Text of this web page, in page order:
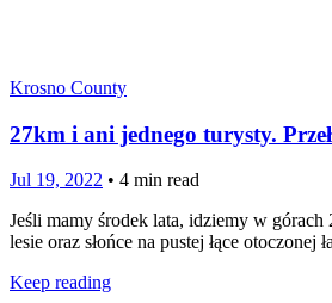
Krosno County
27km i ani jednego turysty.
Jul 19, 2022 • 4 min read
Jeśli mamy środek lata, idziemy w
lesie oraz słońce na pustej łące
Keep reading